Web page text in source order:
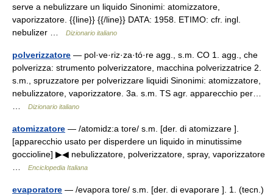
serve a nebulizzare un liquido Sinonimi: atomizzatore,
vaporizzatore. {{line}} {{/line}} DATA: 1958. ETIMO: cfr. ingl.
nebulizer …
Dizionario italiano
polverizzatore — pol·ve·riz·za·tó·re agg., s.m. CO 1. agg., che
polverizza: strumento polverizzatore, macchina polverizzatrice 2.
s.m., spruzzatore per polverizzare liquidi Sinonimi: atomizzatore,
nebulizzatore, vaporizzatore. 3a. s.m. TS agr. apparecchio per…
Dizionario italiano
atomizzatore — /atomidz:a tore/ s.m. [der. di atomizzare ].
[apparecchio usato per disperdere un liquido in minutissime
goccioline] ▶◀ nebulizzatore, polverizzatore, spray, vaporizzatore
Enciclopedia Italiana
evaporatore — /evapora tore/ s.m. [der. di evaporare ]. 1. (tecn.)